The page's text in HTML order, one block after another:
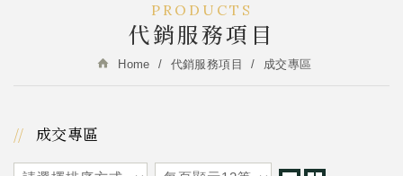
Home 代銷服務項目 成交專區
PRODUCTS
代銷服務項目
成交專區